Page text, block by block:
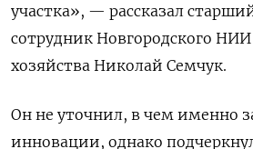
участка», — рассказал
сотрудник Новгородского НИИ
хозяйства Николай Семчук.​
Он не уточнил, в чем именно
инновации, однако